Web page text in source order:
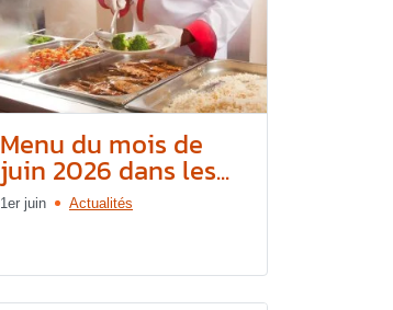
Menu du mois de
juin 2026 dans les...
1er juin Actualités